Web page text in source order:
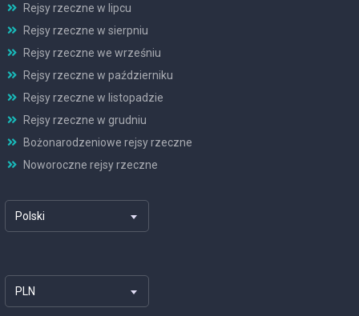
Rejsy rzeczne w lipcu
Rejsy rzeczne w sierpniu
Rejsy rzeczne we wrześniu
Rejsy rzeczne w październiku
Rejsy rzeczne w listopadzie
Rejsy rzeczne w grudniu
Bożonarodzeniowe rejsy rzeczne
Noworoczne rejsy rzeczne
Polski
PLN